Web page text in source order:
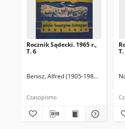
Rocznik Sądecki. 1965 r.,
T. 6
Benisz, Alfred (1905-1987).
Czasopismo
T.